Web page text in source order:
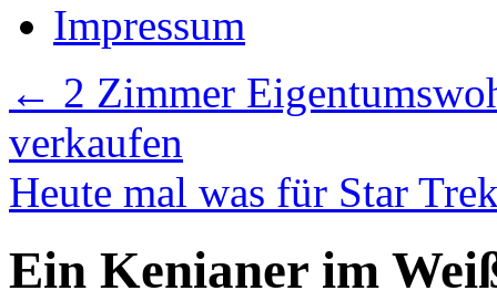
Impressum
← 2 Zimmer
verkaufen
Heute mal was für Star
Ein Kenianer im